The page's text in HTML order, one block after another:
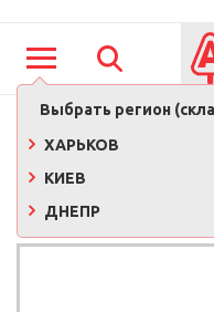
Выбрать регион
ХАРЬКОВ
КИЕВ
ДНЕПР
Главная
Шпаклевка финишная
ШПАКЛЕВКА